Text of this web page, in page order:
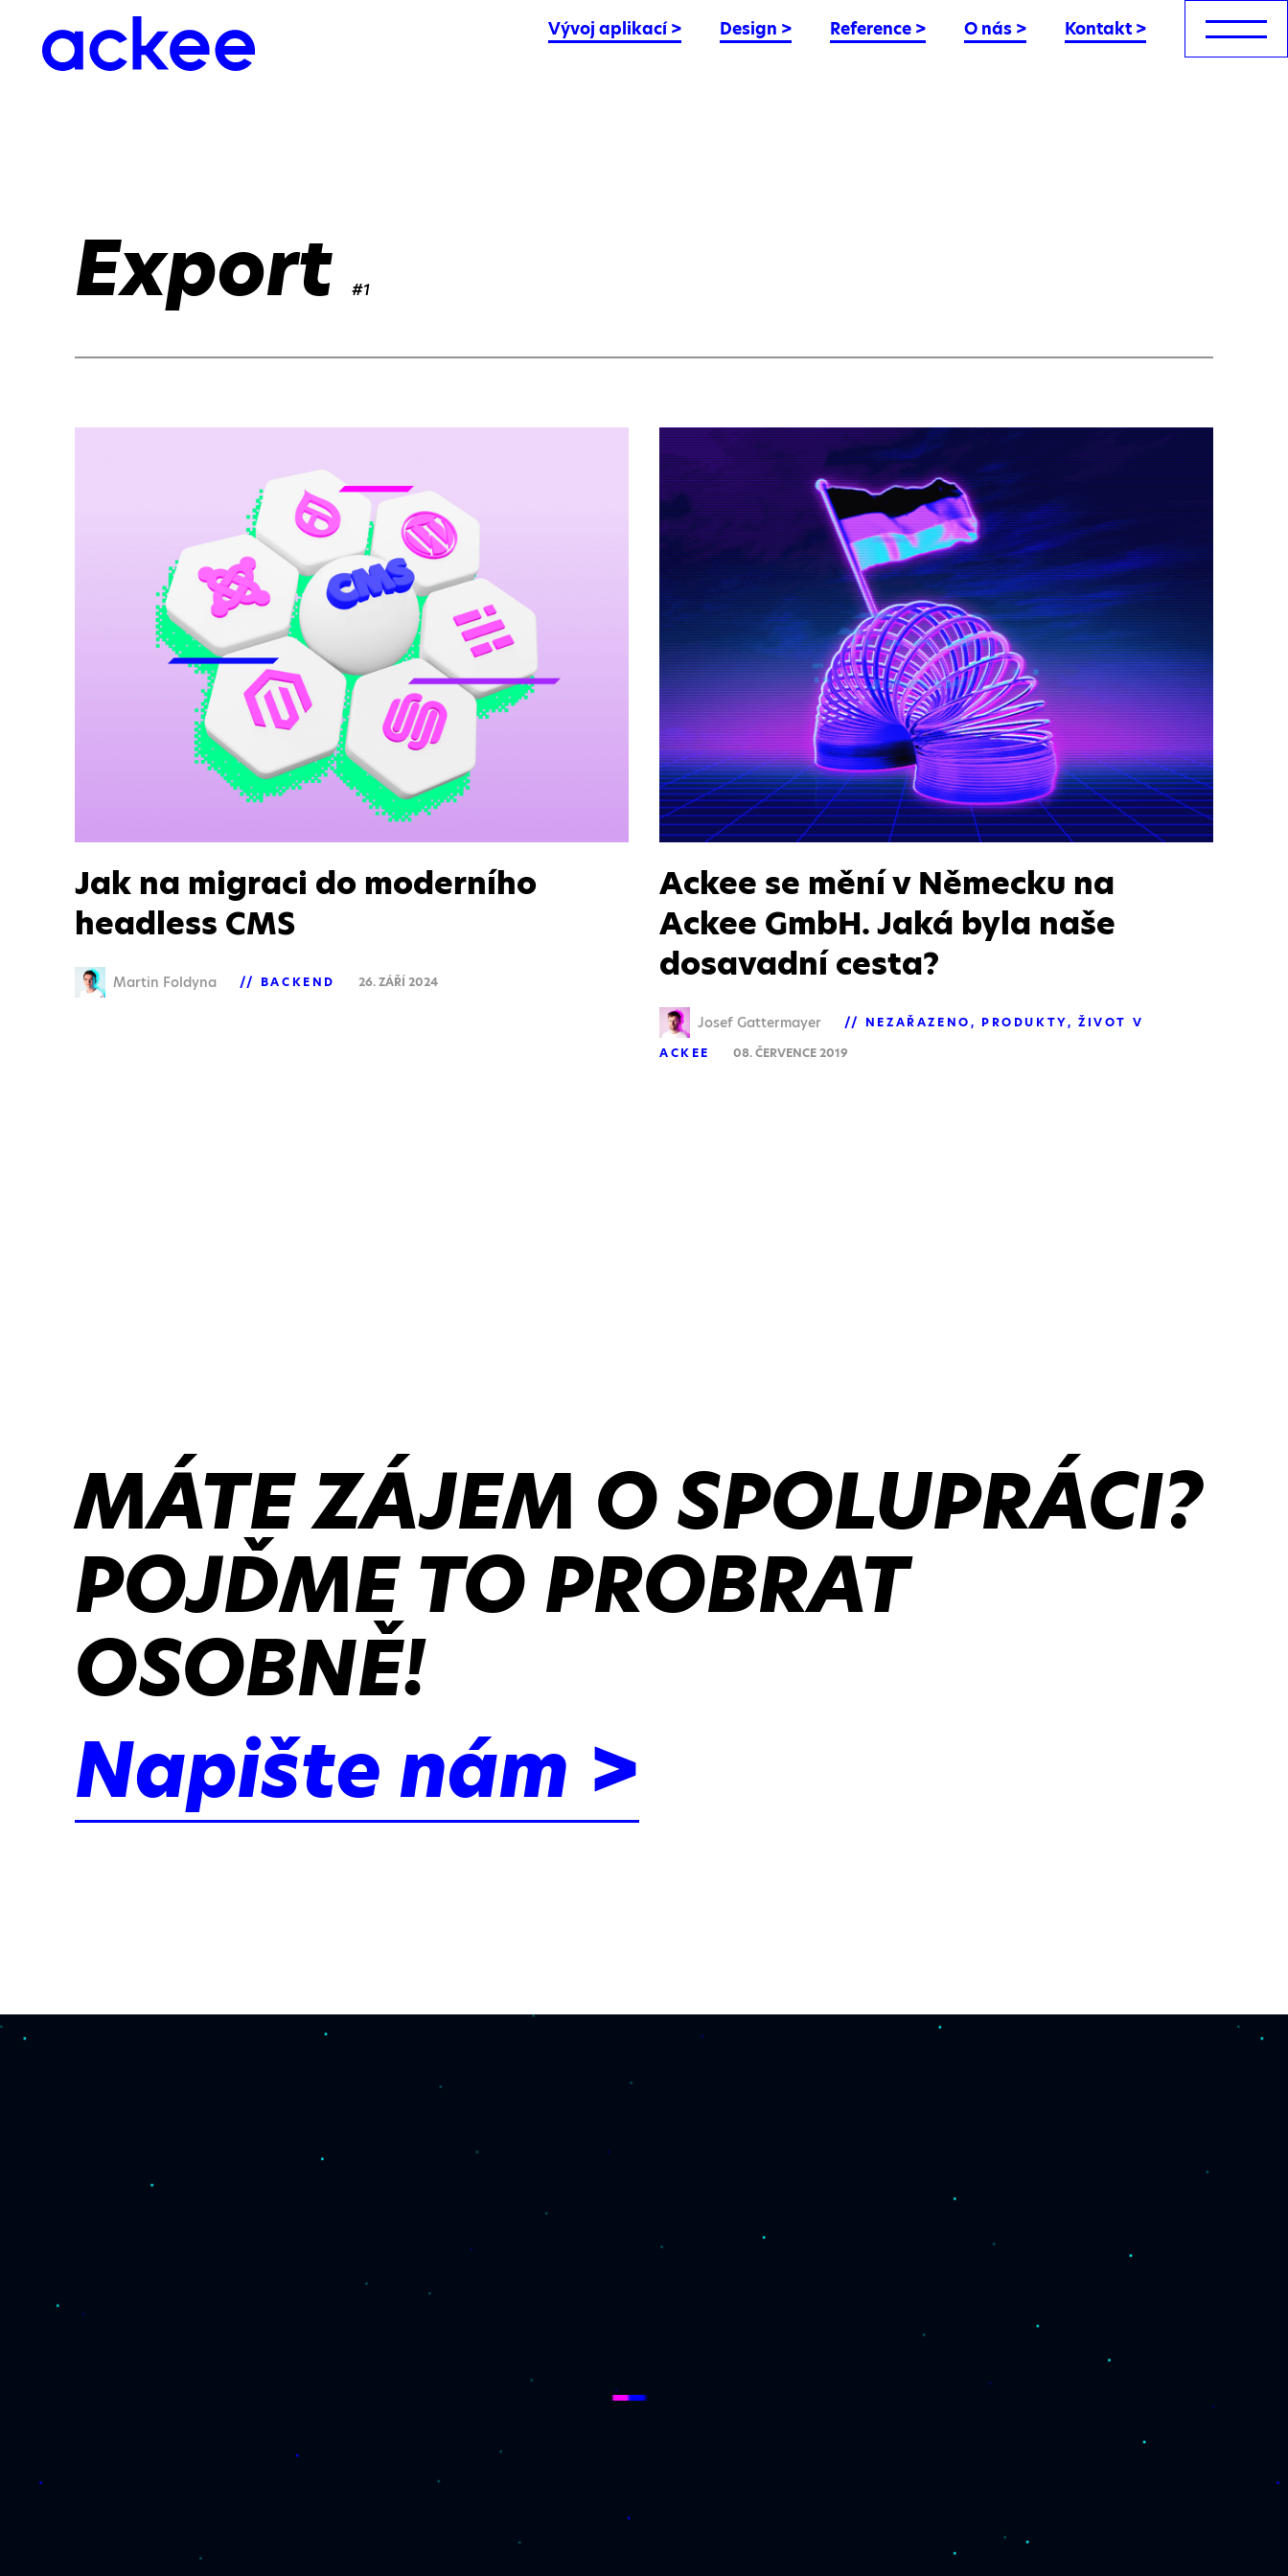
Vývoj aplikací> Design > Reference > O nás > Kontakt >
Export #1
Jak na migraci do moderního
headless CMS
Martin Foldyna BACKEND 26. ZÁŘÍ 2024
Ackee se mění v Německu na
Ackee GmbH. Jaká byla naše
dosavadní cesta?
Josef Gattermayer NEZAŘAZENO PRODUKTY
ŽIVOT V
ACKEE
08. ČERVENCE 2019
MÁTE ZÁJEM O SPOLUPRÁCI?
POJĎME TO PROBRAT
OSOBNĚ!
Napište nám >